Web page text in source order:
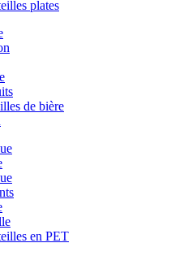
plates
de bière
en PET